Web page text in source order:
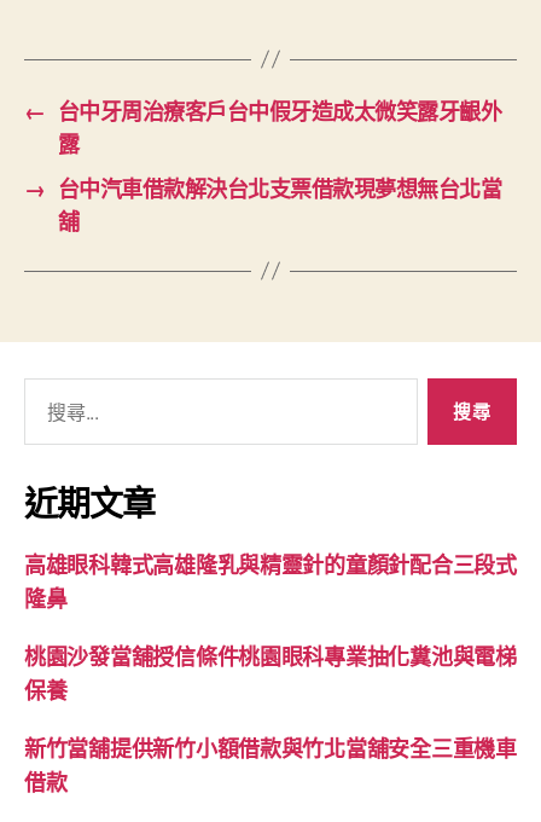
← 台中牙周治療客戶台中假牙造成太微笑露牙齦外
露
→ 台中汽車借款解決台北支票借款現夢想無台北當
舖
關
鍵
字:
近期文章
高雄眼科韓式高雄隆乳與精靈針的童顏針配合三段式
隆鼻
桃園沙發當舖授信條件桃園眼科專業抽化糞池與電梯
保養
新竹當舖提供新竹小額借款與竹北當舖安全三重機車
借款